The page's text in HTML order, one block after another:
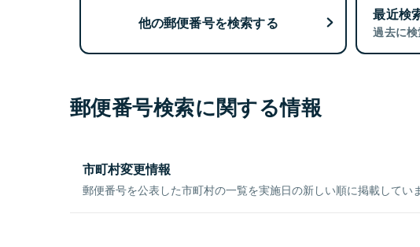
他の郵便番号を検索する 最近検
過去に検
郵便番号検索に関する情報
市町村変更情報
郵便番号を公表した市町村の一覧を実施日の新しい順に掲載してい